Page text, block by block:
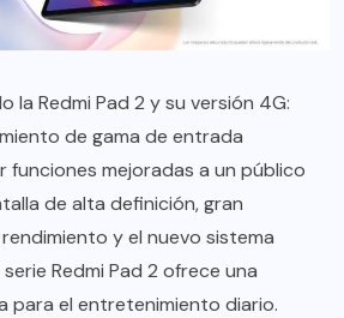
la Redmi Pad 2 y su versión 4G:
de gama de entrada
funciones mejoradas a un público
de alta definición, gran
y el nuevo sistema
Redmi Pad 2 ofrece una
para el entretenimiento diario.